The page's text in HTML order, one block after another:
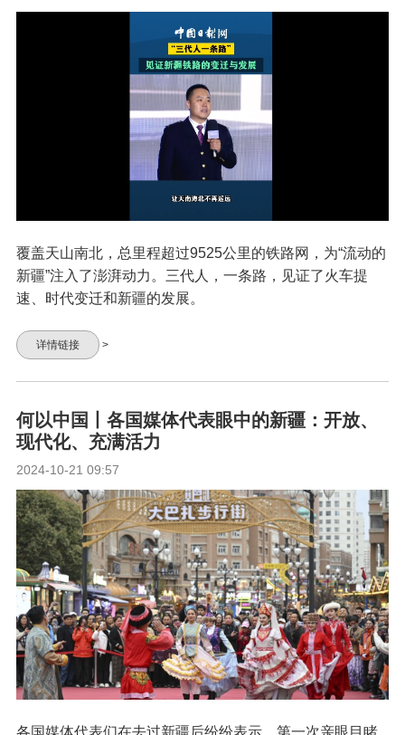
覆盖天山南北，总里程超过9525公里的铁路网，为“流动的
新疆”注入了澎湃动力。三代人，一条路，见证了火车提
速、时代变迁和新疆的发展。
详情链接 >
何以中国丨各国媒体代表眼中的新疆：开放、
现代化、充满活力
2024-10-21 09:57
各国媒体代表们在去过新疆后纷纷表示，第一次亲眼目睹